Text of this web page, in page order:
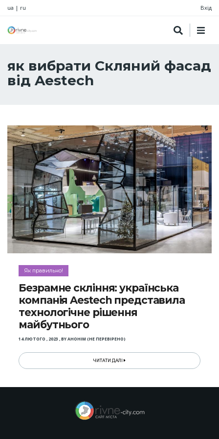
ua | ru Вхід
як вибрати Скляний фасад
від Aestech
Як правильно!
Безрамне скління: українська
компанія Aestech представила
технологічне рішення
майбутнього
14 ЛЮТОГО , 2023 ,BYАНОНІМ (НЕ ПЕРЕВІРЕНО)
ЧИТАТИ ДАЛІ